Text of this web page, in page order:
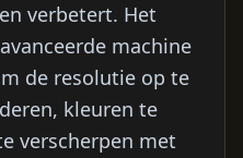
verbetert. Het
machine
de resolutie op te
kleuren te
verscherpen met